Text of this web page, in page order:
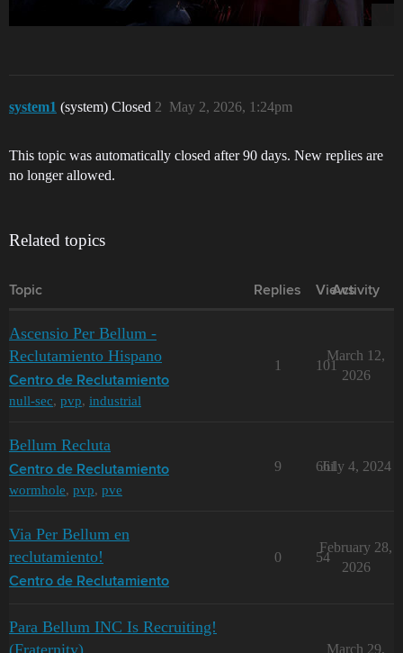
system1 (system) Closed May 2, 2026, 1:24pm
2
This topic was automatically closed after 90 days. New replies are
no longer allowed.
Related topics
Topic Replies Views
Activity
Ascensio Per Bellum -
Reclutamiento Hispano
Centro de Reclutamiento
null-sec, pvp, industrial
1 101
March 12,
2026
Bellum Recluta
Centro de Reclutamiento
wormhole, pvp, pve
9 661
July 4, 2024
Via Per Bellum en
reclutamiento!
Centro de Reclutamiento
0 54
February 28,
2026
Para Bellum INC Is Recruiting!
(Fraternity)
March 29,